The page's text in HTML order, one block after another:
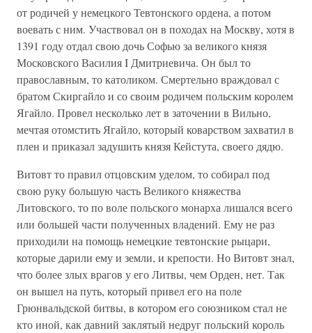
от родичей у немецкого Тевтонского ордена, а потом
воевать с ним. Участвовал он в походах на Москву, хотя в
1391 году отдал свою дочь Софью за великого князя
Московского Василия I Дмитриевича. Он был то
православным, то католиком. Смертельно враждовал с
братом Скиргайло и со своим родичем польским королем
Ягайло. Провел несколько лет в заточении в Вильно,
мечтая отомстить Ягайло, который коварством захватил в
плен и приказал задушить князя Кейстута, своего дядю.
Витовт то правил отцовским уделом, то собирал под
свою руку большую часть Великого княжества
Литовского, то по воле польского монарха лишался всего
или большей части полученных владений. Ему не раз
приходили на помощь немецкие тевтонские рыцари,
которые дарили ему и земли, и крепости. Но Витовт знал,
что более злых врагов у его Литвы, чем Орден, нет. Так
он вышел на путь, который привел его на поле
Грюнвальдской битвы, в котором его союзником стал не
кто иной, как давний заклятый недруг польский король